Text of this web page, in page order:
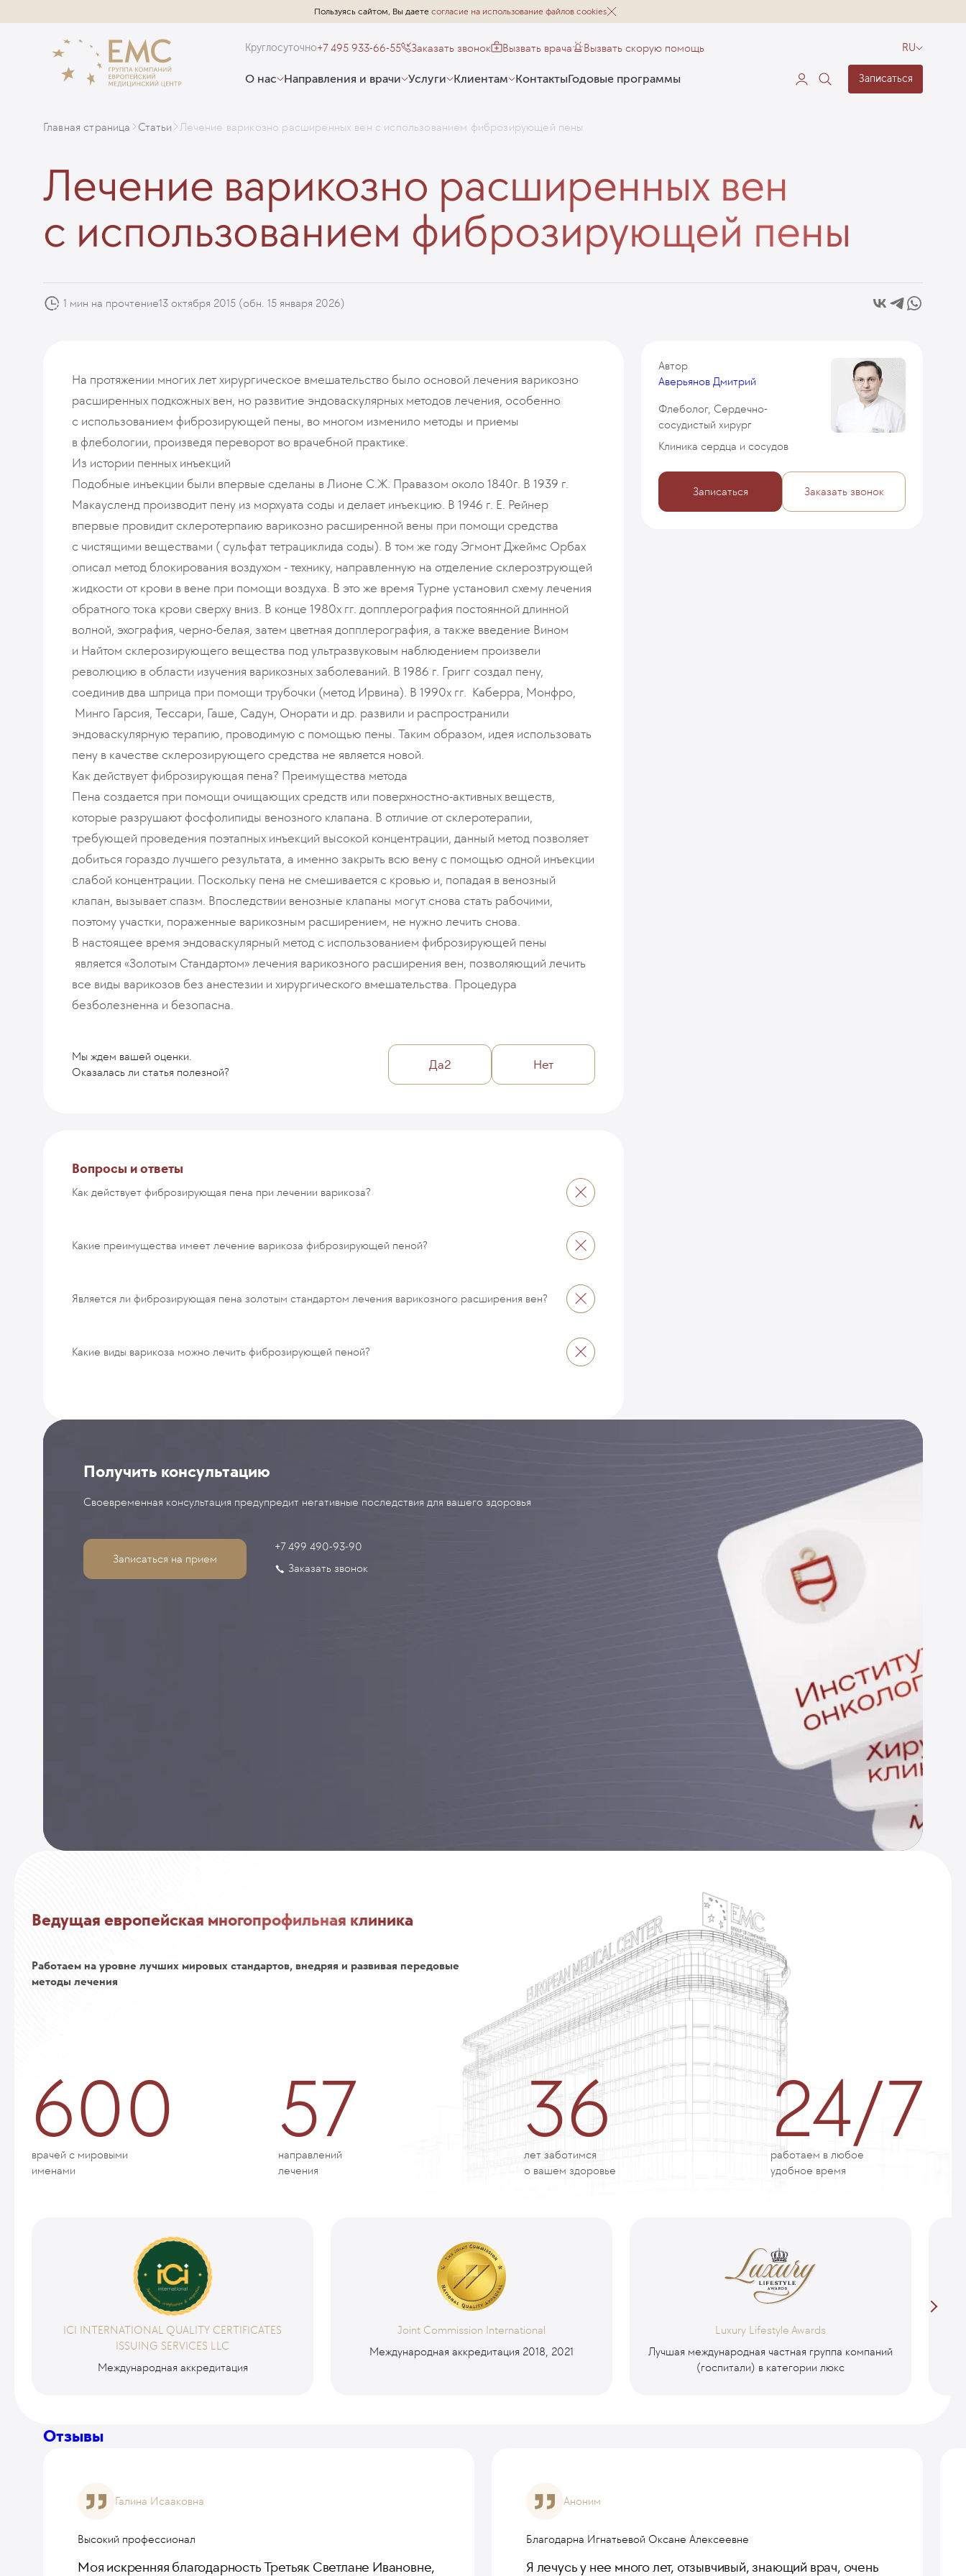
Пользуясь сайтом, Вы даете согласие на использование файлов cookies
Круглосуточно+7 495 933-66-55 Заказать звонок Вызвать врача Вызвать скорую помощь RU
О нас Направления и врачи Услуги Клиентам КонтактыГодовые программы Записаться
Главная страница Статьи Лечение варикозно расширенных вен с использованием фиброзирующей пены
Лечение варикозно расширенных вен
с использованием фиброзирующей пены
1 мин на прочтение13 октября 2015 (обн. 15 января 2026)
На протяжении многих лет хирургическое вмешательство было основой лечения варикозно
расширенных подкожных вен, но развитие эндоваскулярных методов лечения, особенно
с использованием фиброзирующей пены, во многом изменило методы и приемы
в флебологии, произведя переворот во врачебной практике.
Из истории пенных инъекций
Подобные инъекции были впервые сделаны в Лионе С.Ж. Правазом около 1840г. В 1939 г.
Макаусленд производит пену из морхуата соды и делает инъекцию. В 1946 г. Е. Рейнер
впервые провидит склеротерпаию варикозно расширенной вены при помощи средства
с чистящими веществами ( сульфат тетрациклида соды). В том же году Эгмонт Джеймс Орбах
описал метод блокирования воздухом - технику, направленную на отделение склерозтрующей
жидкости от крови в вене при помощи воздуха. В это же время Турне установил схему лечения
обратного тока крови сверху вниз. В конце 1980х гг. допплерография постоянной длинной
волной, эхография, черно-белая, затем цветная допплерография, а также введение Вином
и Найтом склерозирующего вещества под ультразвуковым наблюдением произвели
революцию в области изучения варикозных заболеваний. В 1986 г. Григг создал пену,
соединив два шприца при помощи трубочки (метод Ирвина). В 1990х гг. Каберра, Монфро,
Минго Гарсия, Тессари, Гаше, Садун, Онорати и др. развили и распространили
эндоваскулярную терапию, проводимую с помощью пены. Таким образом, идея использовать
пену в качестве склерозирующего средства не является новой.
Как действует фиброзирующая пена? Преимущества метода
Пена создается при помощи очищающих средств или поверхностно-активных веществ,
которые разрушают фосфолипиды венозного клапана. В отличие от склеротерапии,
требующей проведения поэтапных инъекций высокой концентрации, данный метод позволяет
добиться гораздо лучшего результата, а именно закрыть всю вену с помощью одной инъекции
слабой концентрации. Поскольку пена не смешивается с кровью и, попадая в венозный
клапан, вызывает спазм. Впоследствии венозные клапаны могут снова стать рабочими,
поэтому участки, пораженные варикозным расширением, не нужно лечить снова.
В настоящее время эндоваскулярный метод с использованием фиброзирующей пены
является «Золотым Стандартом» лечения варикозного расширения вен, позволяющий лечить
все виды варикозов без анестезии и хирургического вмешательства. Процедура
безболезненна и безопасна.
Мы ждем вашей оценки.
Оказалась ли статья полезной?
Да2 Нет
ОТПРАВИТЬ
Вопросы и ответы
Как действует фиброзирующая пена при лечении варикоза?
Какие преимущества имеет лечение варикоза фиброзирующей пеной?
Является ли фиброзирующая пена золотым стандартом лечения варикозного расширения вен?
Какие виды варикоза можно лечить фиброзирующей пеной?
Автор
Аверьянов Дмитрий
Флеболог, Сердечно-
сосудистый хирург
Клиника сердца и сосудов
Записаться Заказать звонок
Получить консультацию
Своевременная консультация предупредит негативные последствия для вашего здоровья
Записаться на прием
+7 499 490-93-90
Заказать звонок
Ведущая европейская многопрофильная клиника
Работаем на уровне лучших мировых стандартов, внедряя и развивая передовые
методы лечения
600
врачей с мировыми
именами
57
направлений
лечения
36
лет заботимся
о вашем здоровье
24/7
работаем в любое
удобное время
ICI INTERNATIONAL QUALITY CERTIFICATES
ISSUING SERVICES LLC
Международная аккредитация
Joint Commission International
Международная аккредитация 2018, 2021
Luxury Lifestyle Awards
Лучшая международная частная группа компаний
(госпитали) в категории люкс
Отзывы
Галина Исааковна
Высокий профессионал
Моя искренняя благодарность Третьяк Светлане Ивановне,
Аноним
Благодарна Игнатьевой Оксане Алексеевне
Я лечусь у нее много лет, отзывчивый, знающий врач, очень